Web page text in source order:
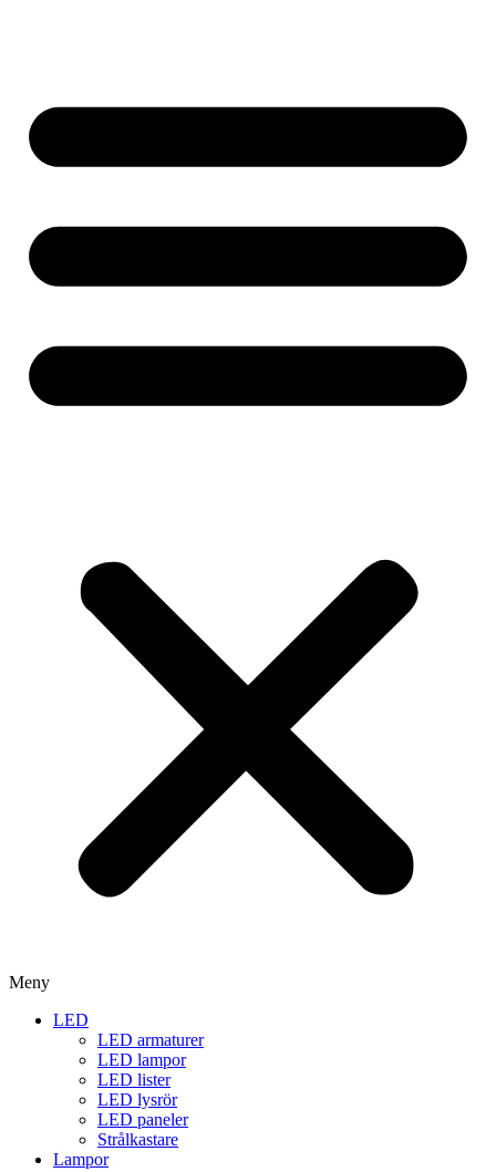
Meny
LED
LED armaturer
LED lampor
LED lister
LED lysrör
LED paneler
Strålkastare
Lampor